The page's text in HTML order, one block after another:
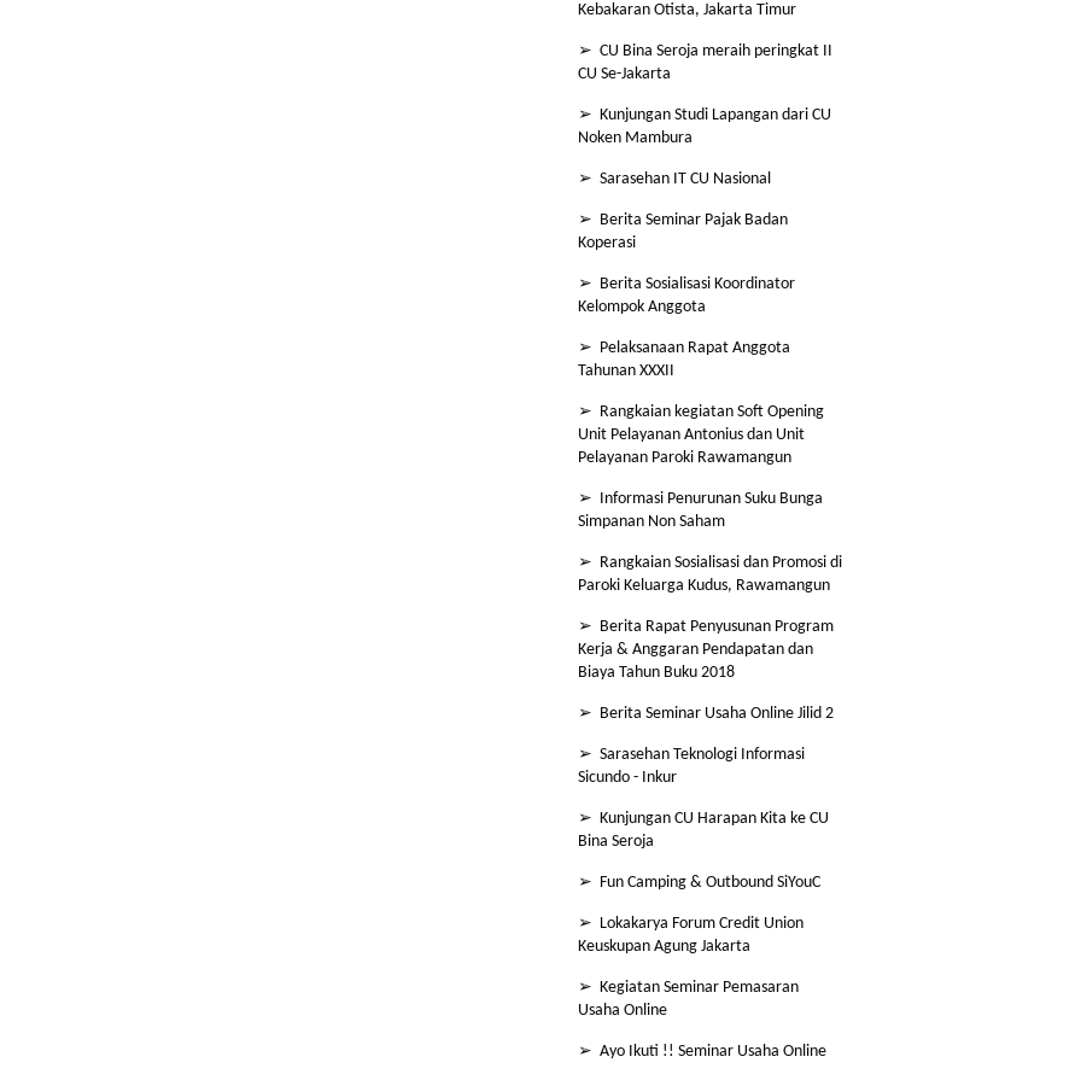
Kebakaran Otista, Jakarta Timur
➢ CU Bina Seroja meraih peringkat II
CU Se-Jakarta
➢ Kunjungan Studi Lapangan dari CU
Noken Mambura
➢ Sarasehan IT CU Nasional
➢ Berita Seminar Pajak Badan
Koperasi
➢ Berita Sosialisasi Koordinator
Kelompok Anggota
➢ Pelaksanaan Rapat Anggota
Tahunan XXXII
➢ Rangkaian kegiatan Soft Opening
Unit Pelayanan Antonius dan Unit
Pelayanan Paroki Rawamangun
➢ Informasi Penurunan Suku Bunga
Simpanan Non Saham
➢ Rangkaian Sosialisasi dan Promosi di
Paroki Keluarga Kudus, Rawamangun
➢ Berita Rapat Penyusunan Program
Kerja & Anggaran Pendapatan dan
Biaya Tahun Buku 2018
➢ Berita Seminar Usaha Online Jilid 2
➢ Sarasehan Teknologi Informasi
Sicundo - Inkur
➢ Kunjungan CU Harapan Kita ke CU
Bina Seroja
➢ Fun Camping & Outbound SiYouC
➢ Lokakarya Forum Credit Union
Keuskupan Agung Jakarta
➢ Kegiatan Seminar Pemasaran
Usaha Online
➢ Ayo Ikuti !! Seminar Usaha Online